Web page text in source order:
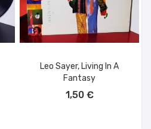
Leo Sayer, Living In A
Fantasy
1,50 €